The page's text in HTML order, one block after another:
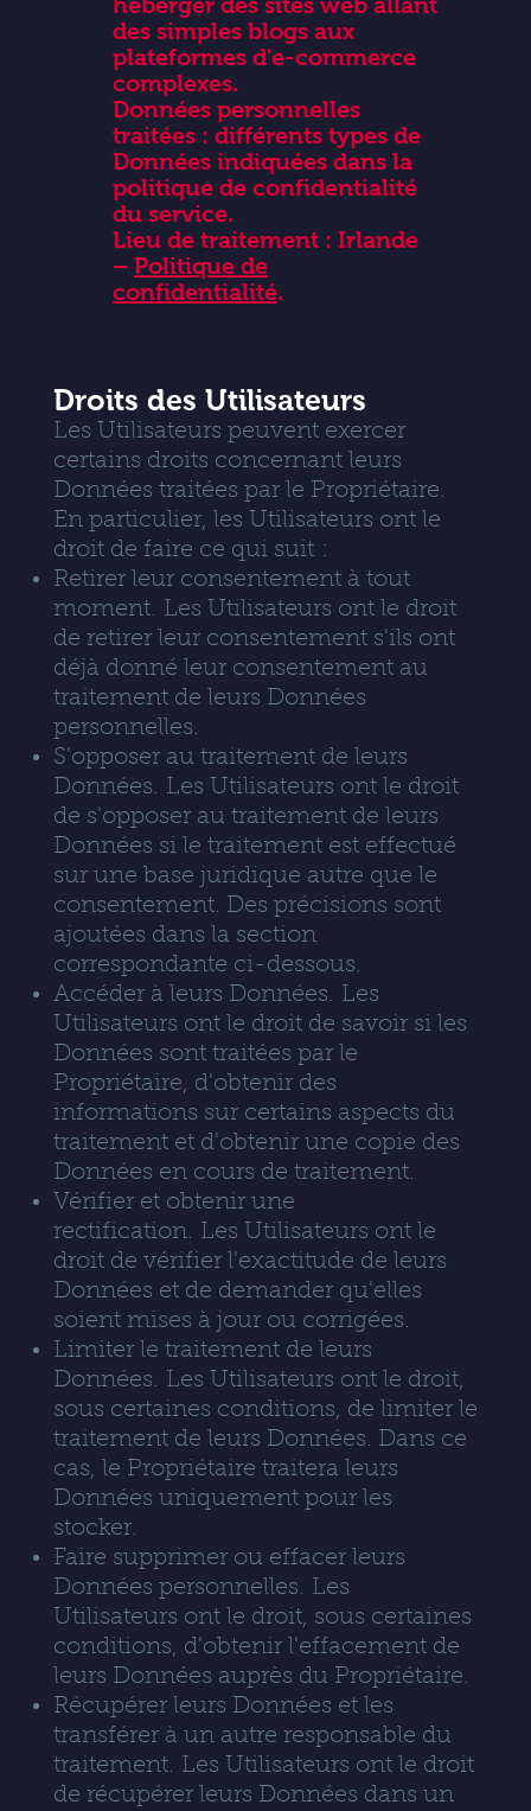
Droits des Utilisateurs
Les Utilisateurs peuvent exercer
certains droits concernant leurs
Données traitées par le Propriétaire.
En particulier, les Utilisateurs ont le
droit de faire ce qui suit :
Retirer leur consentement à tout
moment. Les Utilisateurs ont le droit
de retirer leur consentement s'ils ont
déjà donné leur consentement au
traitement de leurs Données
personnelles.
S'opposer au traitement de leurs
Données. Les Utilisateurs ont le droit
de s'opposer au traitement de leurs
Données si le traitement est effectué
sur une base juridique autre que le
consentement. Des précisions sont
ajoutées dans la section
correspondante ci-dessous.
Accéder à leurs Données. Les
Utilisateurs ont le droit de savoir si les
Données sont traitées par le
Propriétaire, d'obtenir des
informations sur certains aspects du
traitement et d'obtenir une copie des
Données en cours de traitement.
Vérifier et obtenir une
rectification. Les Utilisateurs ont le
droit de vérifier l'exactitude de leurs
Données et de demander qu'elles
soient mises à jour ou corrigées.
Limiter le traitement de leurs
Données. Les Utilisateurs ont le droit,
sous certaines conditions, de limiter le
traitement de leurs Données. Dans ce
cas, le Propriétaire traitera leurs
Données uniquement pour les
stocker.
Faire supprimer ou effacer leurs
Données personnelles. Les
Utilisateurs ont le droit, sous certaines
conditions, d'obtenir l'effacement de
leurs Données auprès du Propriétaire.
Récupérer leurs Données et les
transférer à un autre responsable du
traitement. Les Utilisateurs ont le droit
de récupérer leurs Données dans un
des simples blogs aux
plateformes d'e-commerce
complexes.
Données personnelles
traitées : différents types de
Données indiquées dans la
politique de confidentialité
du service.
Lieu de traitement : Irlande
– Politique de
confidentialité.